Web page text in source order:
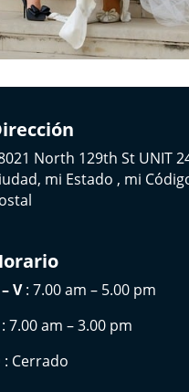
North 129th St UNIT
mi Estado , mi
V: 7.00 am – 5.00 pm
7.00 am – 3.00 pm
: Cerrado